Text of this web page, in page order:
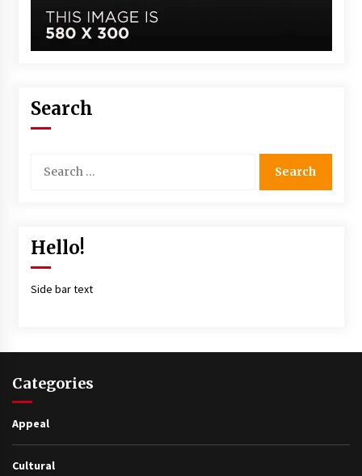
Search
Hello!
Side bar text
Categories
Appeal
Cultural